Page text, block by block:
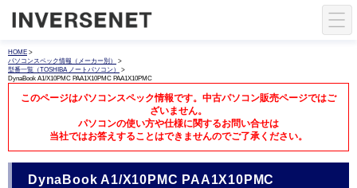
HOME >
パソコンスペック情報（メーカー別）
>
型番一覧（TOSHIBA ノートパソコン）
>
DynaBook A1/X10PMC PAA1X10PMC PAA1X10PMC
このページはパソコンスペック情報です。中古パソコン販売ページではご
ざいません。
パソコンの使い方や仕様に関するお問い合せは
当社ではお答えすることはできませんのでご了承ください。
DynaBook A1/X10PMC PAA1X10PMC